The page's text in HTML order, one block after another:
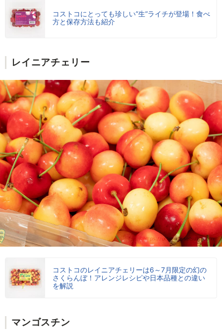
コストコにとっても珍しい”生”ライチが登場！食べ
方と保存方法も紹介
レイニアチェリー
コストコのレイニアチェリーは6～7月限定の幻の
さくらんぼ！アレンジレシピや日本品種との違い
を解説
マンゴスチン